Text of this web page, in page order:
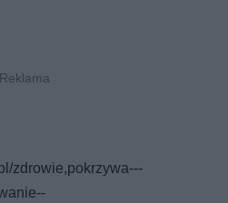
zdrowie,pokrzywa---